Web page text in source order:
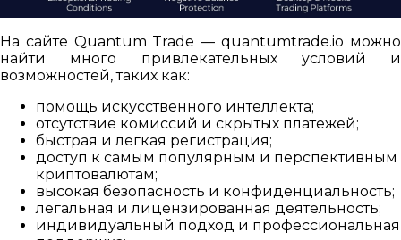
На сайте Quantum Trade — quantumtrade.io можно
найти много привлекательных условий и
возможностей, таких как:
помощь искусственного интеллекта;
отсутствие комиссий и скрытых платежей;
быстрая и легкая регистрация;
доступ к самым популярным и перспективным
криптовалютам;
высокая безопасность и конфиденциальность;
легальная и лицензированная деятельность;
индивидуальный подход и профессиональная